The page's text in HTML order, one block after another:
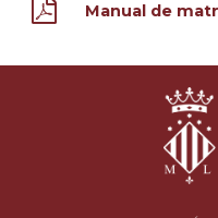
Manual de